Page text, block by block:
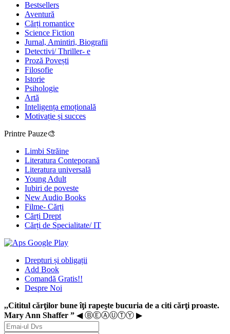
Bestsellers
Aventură
Cărți romantice
Science Fiction
Jurnal, Amintiri, Biografii
Detectivi/ Thriller- e
Proză Povești
Filosofie
Istorie
Psihologie
Artă
Inteligența emoțională
Motivație și succes
Printre Pauze🎨
Limbi Străine
Literatura Conteporană
Literatura universală
Young Adult
Iubiri de poveste
New Audio Books
Filme- Cărți
Cărți Drept
Cărți de Specialitate/ IT
Drepturi și obligații
Add Book
Comandă Gratis!!
Despre Noi
,,Cititul cărţilor bune îţi rapeşte bucuria de a citi cărţi proaste.
Mary Ann Shaffer ” ◀ ⒷⒺⒶⓊⓉⓎ ▶